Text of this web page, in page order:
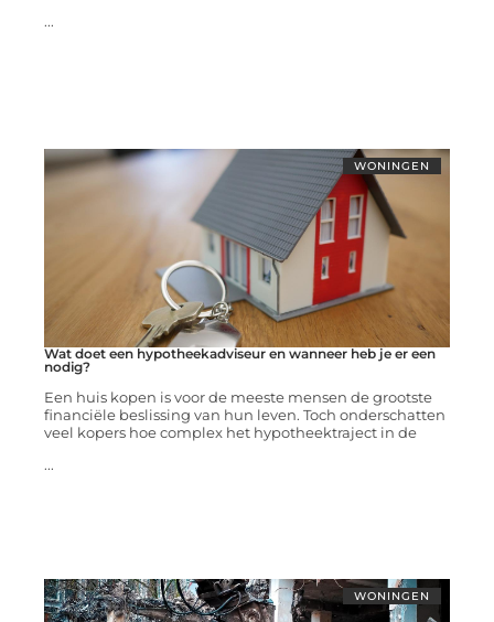
...
WONINGEN
Wat doet een hypotheekadviseur en wanneer heb je er een
nodig?
Een huis kopen is voor de meeste mensen de grootste
financiële beslissing van hun leven. Toch onderschatten
veel kopers hoe complex het hypotheektraject in de
...
WONINGEN